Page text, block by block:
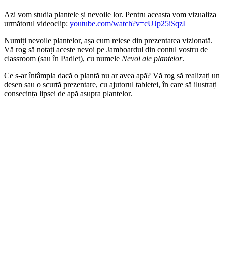
Azi vom studia plantele și nevoile lor. Pentru aceasta vom vizualiza
următorul videoclip: youtube.com/watch?v=cUJp25iSqzI
Numiți nevoile plantelor, așa cum reiese din prezentarea vizionată.
Vă rog să notați aceste nevoi pe Jamboardul din contul vostru de
classroom (sau în Padlet), cu numele Nevoi ale plantelor.
Ce s-ar întâmpla dacă o plantă nu ar avea apă? Vă rog să realizați un
desen sau o scurtă prezentare, cu ajutorul tabletei, în care să ilustrați
consecința lipsei de apă asupra plantelor.